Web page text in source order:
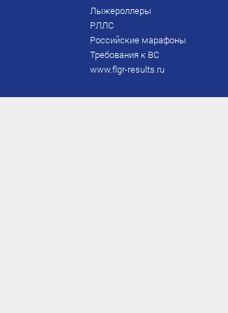
Лыжероллеры
РЛЛС
Российские марафоны
Требования к ВС
www.flgr-results.ru